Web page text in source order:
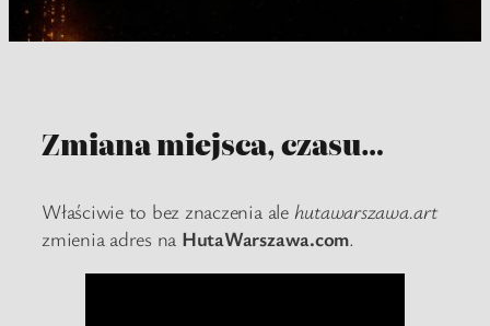
Zmiana miejsca, czasu…
Właściwie to bez znaczenia ale hutawarszawa.art
zmienia adres na HutaWarszawa.com.